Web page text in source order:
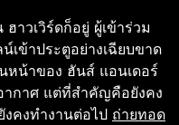
าวเวิร์ดก็อยู่ ผู้เข้าร่วม
เข้าประตูอย่างเฉียบขาด
หน้าของ ฮันส์ แอนเดอร์
ากาศ แต่ที่สำคัญคือยังคง
คงทำงานต่อไป ถ่ายทอด